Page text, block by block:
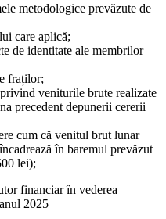
metodologice prevăzute de
care aplică;
de identitate ale membrilor
fraților;
veniturile brute realizate
precedent depunerii cererii
cum că venitul brut lunar
în baremul prevăzut
lei);
financiar în vederea
2025